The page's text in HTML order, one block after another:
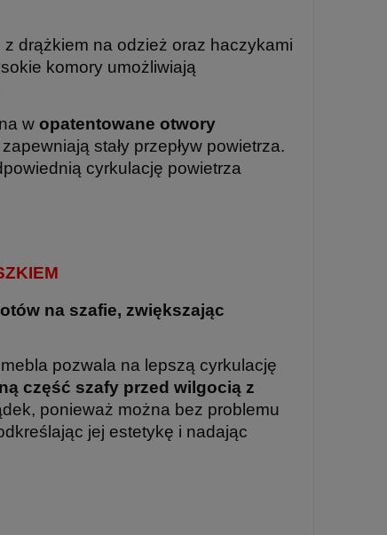
drążkiem na odzież oraz haczykami
komory umożliwiają
w opatentowane otwory
stały przepływ powietrza.
cyrkulację powietrza
na szafie, zwiększając
pozwala na lepszą cyrkulację
część szafy przed wilgocią z
ponieważ można bez problemu
jej estetykę i nadając